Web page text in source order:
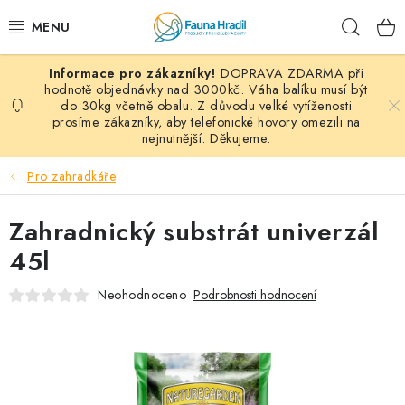
na
PAPOUŠCI A EXOTI
ZRNINY A OBILOVINY
MDM KRMIVA
BLOG
KONTAKT
DOPRAVA ZDARMA při
hodnotě objednávky nad 3000kč. Váha balíku musí být
do 30kg včetně obalu. Z důvodu velké vytíženosti
prosíme zákazníky, aby telefonické hovory omezili na
nejnutnější. Děkujeme.
Pro zahradkáře
Zahradnický substrát univerzál
45l
Neohodnoceno Podrobnosti hodnocení